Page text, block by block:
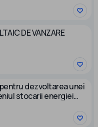
DE VANZARE